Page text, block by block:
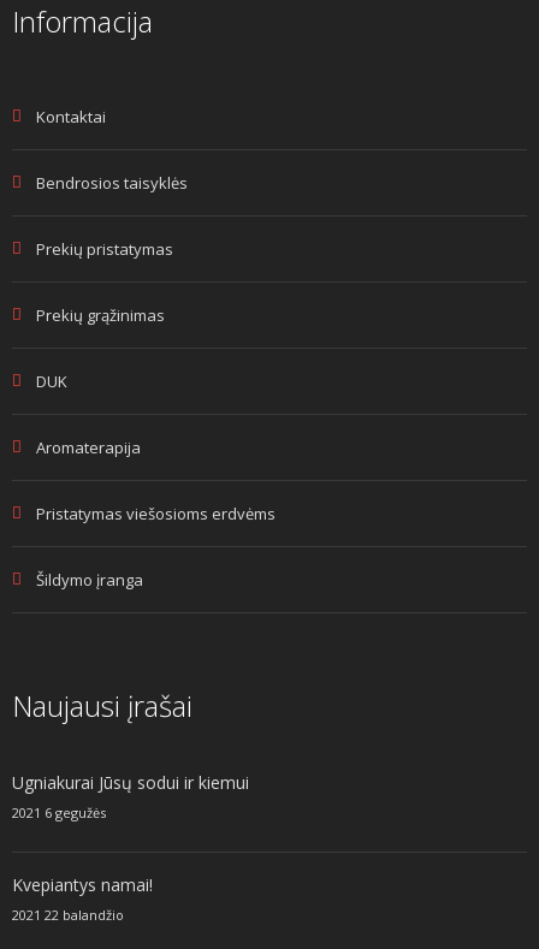
Informacija
Kontaktai
Bendrosios taisyklės
Prekių pristatymas
Prekių grąžinimas
DUK
Aromaterapija
Pristatymas viešosioms erdvėms
Šildymo įranga
Naujausi įrašai
Ugniakurai Jūsų sodui ir kiemui
2021 6 gegužės
Kvepiantys namai!
2021 22 balandžio